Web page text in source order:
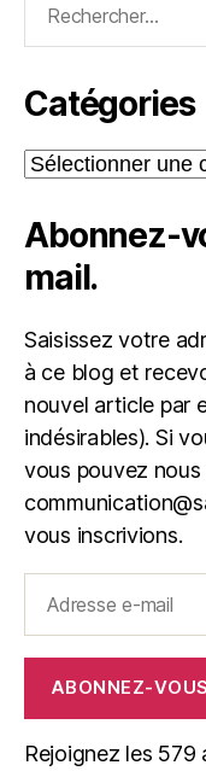
Catégories
Catégories
Abonnez-
mail.
Saisissez votre
à ce blog et
nouvel article par
indésirables). Si
vous pouvez
vous inscrivions.
mail
ABONNEZ-VOUS
Rejoignez les 579